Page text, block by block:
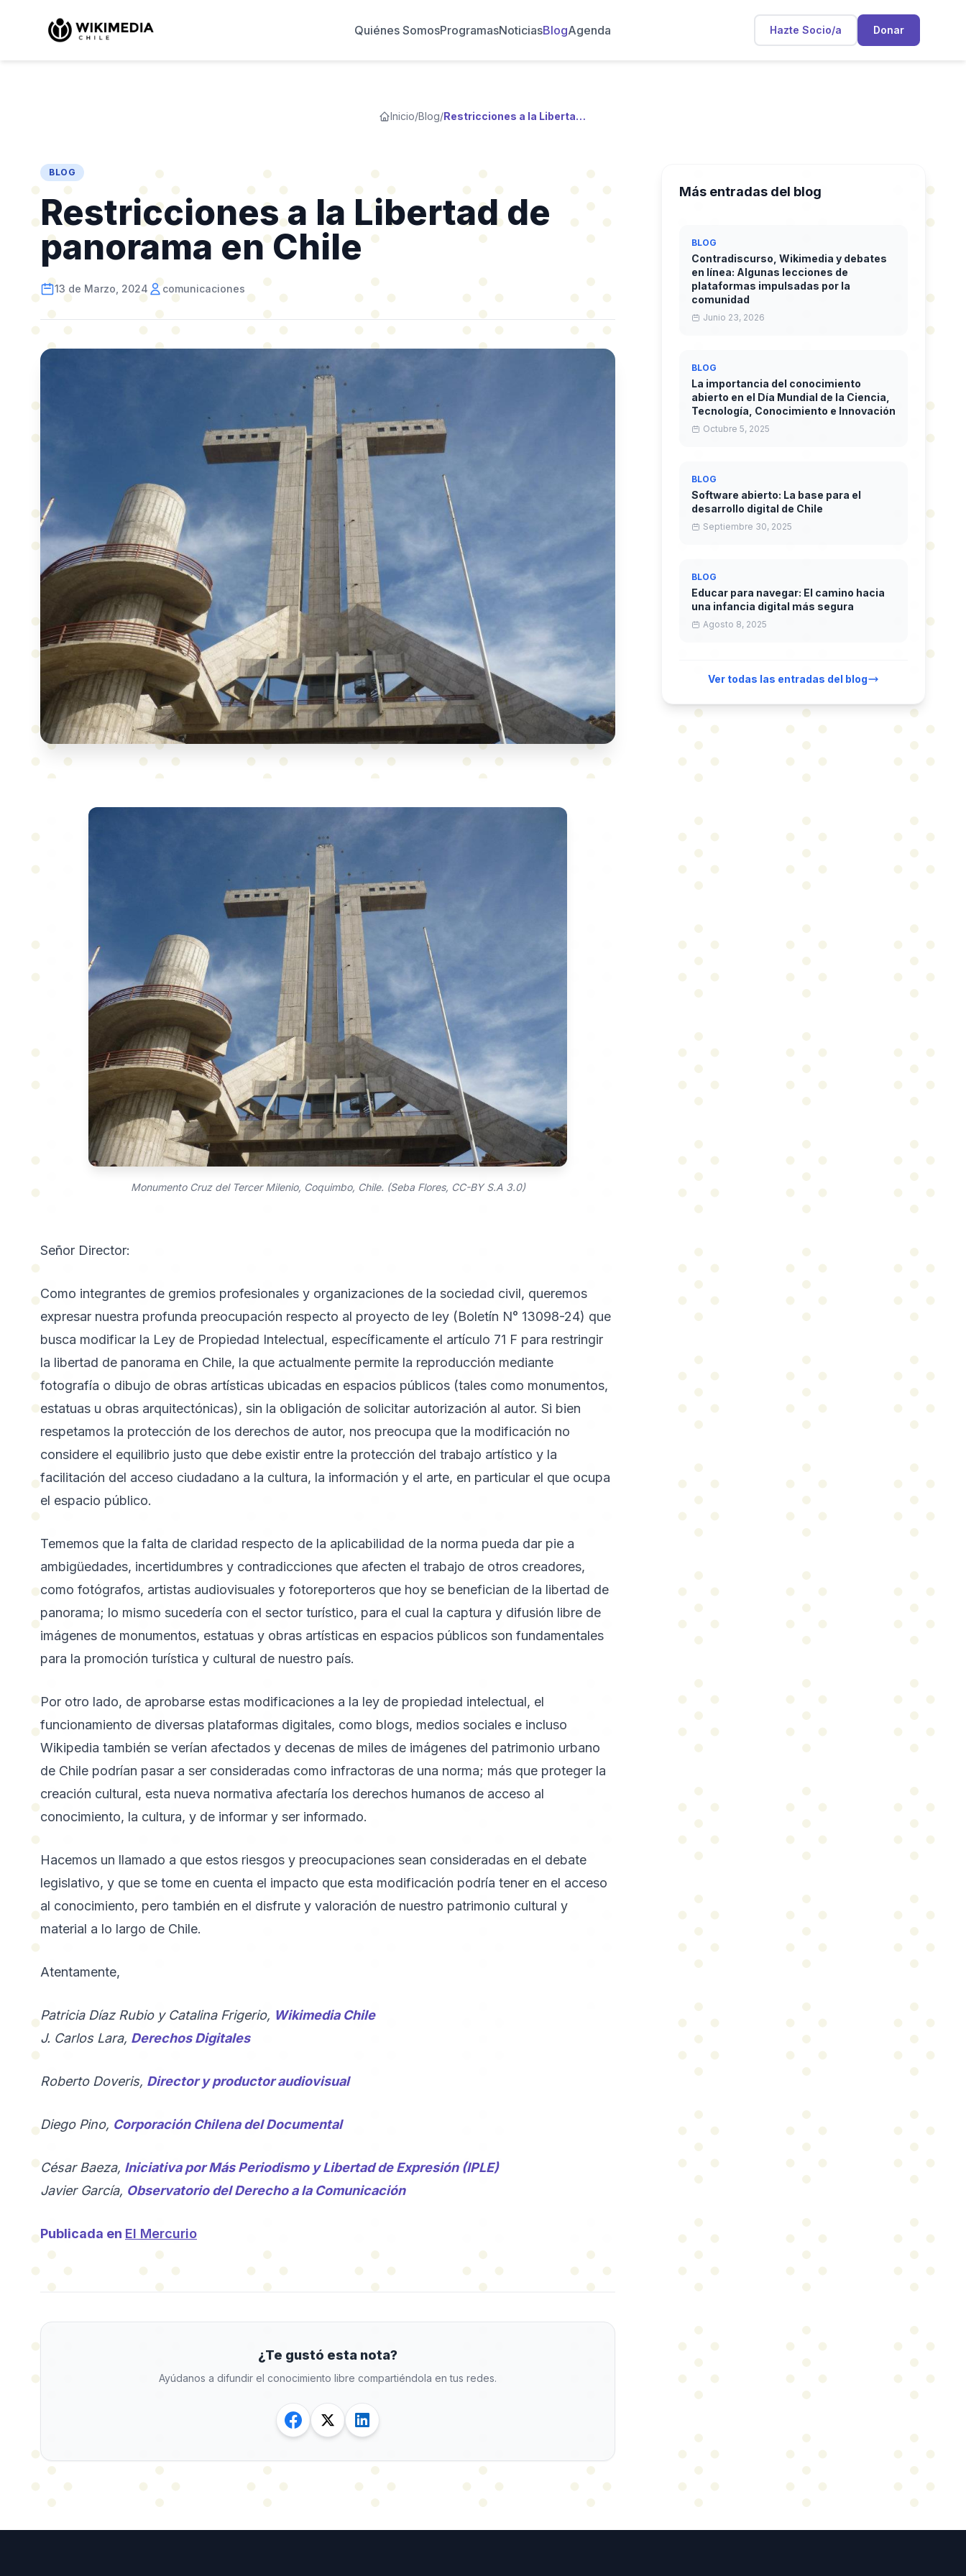
Quiénes SomosProgramasNoticiasBlogAgenda Hazte Socio/a Donar
Inicio/Blog/ Restricciones a la Libertad de panorama en Chile
BLOG
Restricciones a la Libertad de
panorama en Chile
13 de Marzo, 2024 comunicaciones
Monumento Cruz del Tercer Milenio, Coquimbo, Chile. (Seba Flores, CC-BY S.A 3.0)
Señor Director:
Como integrantes de gremios profesionales y organizaciones de la sociedad civil, queremos
expresar nuestra profunda preocupación respecto al proyecto de ley (Boletín N° 13098-24) que
busca modificar la Ley de Propiedad Intelectual, específicamente el artículo 71 F para restringir
la libertad de panorama en Chile, la que actualmente permite la reproducción mediante
fotografía o dibujo de obras artísticas ubicadas en espacios públicos (tales como monumentos,
estatuas u obras arquitectónicas), sin la obligación de solicitar autorización al autor. Si bien
respetamos la protección de los derechos de autor, nos preocupa que la modificación no
considere el equilibrio justo que debe existir entre la protección del trabajo artístico y la
facilitación del acceso ciudadano a la cultura, la información y el arte, en particular el que ocupa
el espacio público.
Tememos que la falta de claridad respecto de la aplicabilidad de la norma pueda dar pie a
ambigüedades, incertidumbres y contradicciones que afecten el trabajo de otros creadores,
como fotógrafos, artistas audiovisuales y fotoreporteros que hoy se benefician de la libertad de
panorama; lo mismo sucedería con el sector turístico, para el cual la captura y difusión libre de
imágenes de monumentos, estatuas y obras artísticas en espacios públicos son fundamentales
para la promoción turística y cultural de nuestro país.
Por otro lado, de aprobarse estas modificaciones a la ley de propiedad intelectual, el
funcionamiento de diversas plataformas digitales, como blogs, medios sociales e incluso
Wikipedia también se verían afectados y decenas de miles de imágenes del patrimonio urbano
de Chile podrían pasar a ser consideradas como infractoras de una norma; más que proteger la
creación cultural, esta nueva normativa afectaría los derechos humanos de acceso al
conocimiento, la cultura, y de informar y ser informado.
Hacemos un llamado a que estos riesgos y preocupaciones sean consideradas en el debate
legislativo, y que se tome en cuenta el impacto que esta modificación podría tener en el acceso
al conocimiento, pero también en el disfrute y valoración de nuestro patrimonio cultural y
material a lo largo de Chile.
Atentamente,
Patricia Díaz Rubio y Catalina Frigerio, Wikimedia Chile
J. Carlos Lara, Derechos Digitales
Roberto Doveris, Director y productor audiovisual
Diego Pino, Corporación Chilena del Documental
César Baeza, Iniciativa por Más Periodismo y Libertad de Expresión (IPLE)
Javier García, Observatorio del Derecho a la Comunicación
Publicada en El Mercurio
¿Te gustó esta nota?
Ayúdanos a difundir el conocimiento libre compartiéndola en tus redes.
Más entradas del blog
BLOG
Contradiscurso, Wikimedia y debates
en línea: Algunas lecciones de
plataformas impulsadas por la
comunidad
Junio 23, 2026
BLOG
La importancia del conocimiento
abierto en el Día Mundial de la Ciencia,
Tecnología, Conocimiento e Innovación
Octubre 5, 2025
BLOG
Software abierto: La base para el
desarrollo digital de Chile
Septiembre 30, 2025
BLOG
Educar para navegar: El camino hacia
una infancia digital más segura
Agosto 8, 2025
Ver todas las entradas del blog